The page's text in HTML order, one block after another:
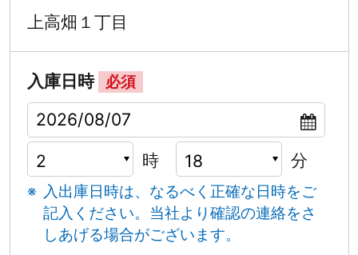
上高畑１丁目
入庫日時 必須
時 分
入出庫日時は、なるべく正確な日時をご
記入ください。 当社より確認の連絡をさ
しあげる場合がございます。